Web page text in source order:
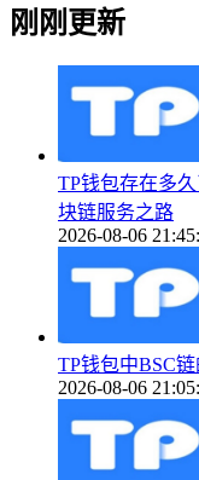
刚刚更新
TP钱包存在多
块链服务之路
2026-08-06
TP钱包中BSC
2026-08-06